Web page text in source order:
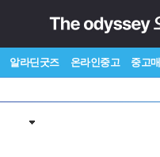
알라딘굿즈 온라인중고 중고